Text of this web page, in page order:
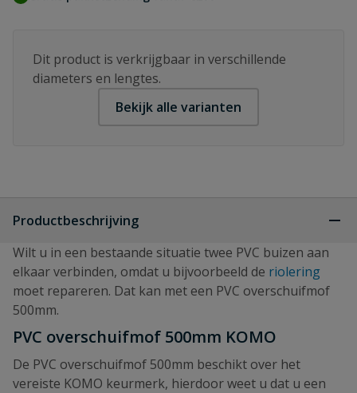
Dit product is verkrijgbaar in verschillende
diameters en lengtes.
Bekijk alle varianten
Productbeschrijving
Wilt u in een bestaande situatie twee PVC buizen aan
elkaar verbinden, omdat u bijvoorbeeld de riolering
moet repareren. Dat kan met een PVC overschuifmof
500mm.
PVC overschuifmof 500mm KOMO
De PVC overschuifmof 500mm beschikt over het
vereiste KOMO keurmerk, hierdoor weet u dat u een